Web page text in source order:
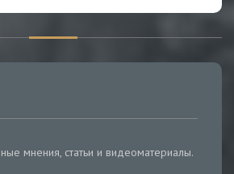
мнения, статьи и видеоматериалы.